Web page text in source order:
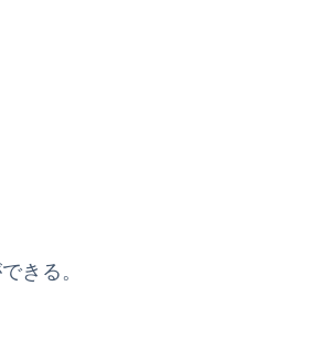
きる。